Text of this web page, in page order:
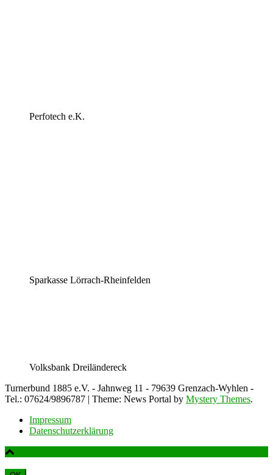
Perfotech e.K.
Sparkasse Lörrach-Rheinfelden
Volksbank Dreiländereck
Turnerbund 1885 e.V. - Jahnweg 11 - 79639 Grenzach-Wyhlen -
Tel.: 07624/9896787 | Theme: News Portal by Mystery Themes.
Impressum
Datenschutzerklärung